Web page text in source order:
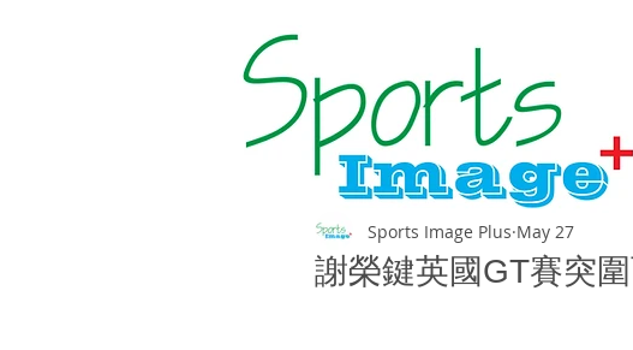
謝榮鍵英國GT賽突
Sports Image Plus May 27